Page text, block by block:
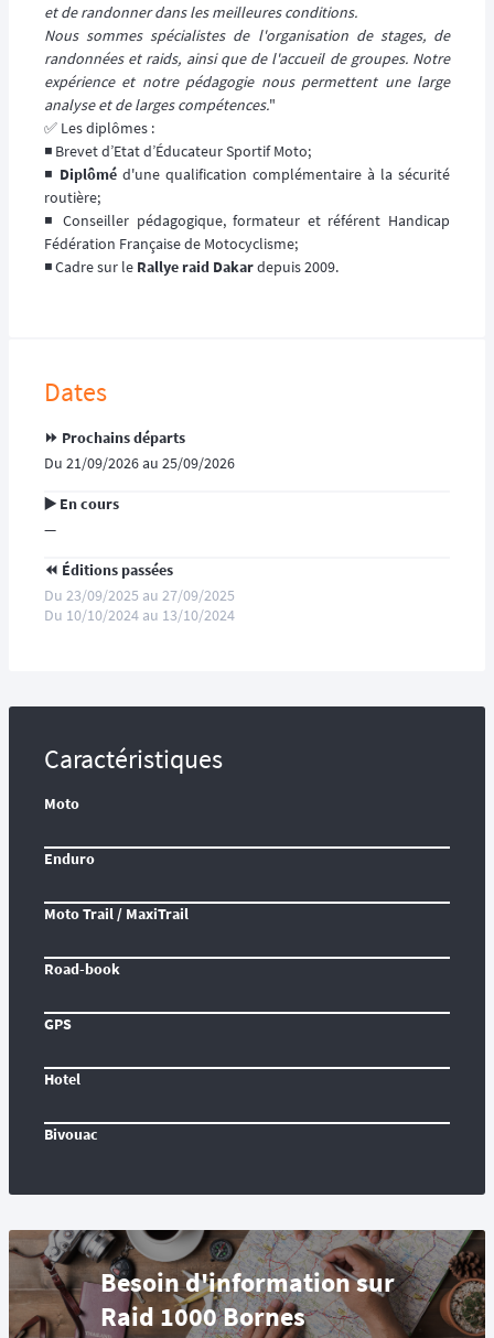
et de randonner dans les meilleures conditions.
Nous sommes spécialistes de l'organisation de stages, de
randonnées et raids, ainsi que de l'accueil de groupes. Notre
expérience et notre pédagogie nous permettent une large
analyse et de larges compétences."
✅ Les diplômes :
◾️ Brevet d’Etat d’Éducateur Sportif Moto;
◾️ Diplômé d'une qualification complémentaire à la sécurité
routière;
◾️ Conseiller pédagogique, formateur et référent Handicap
Fédération Française de Motocyclisme;
◾️ Cadre sur le Rallye raid Dakardepuis 2009.
Dates
⏩️ Prochains départs
Du 21/09/2026 au 25/09/2026
▶️ En cours
—
⏪️ Éditions passées
Du 23/09/2025 au 27/09/2025
Du 10/10/2024 au 13/10/2024
Caractéristiques
Moto
Enduro
Moto Trail / MaxiTrail
Road-book
GPS
Hotel
Bivouac
Besoin d'information sur
Raid 1000 Bornes